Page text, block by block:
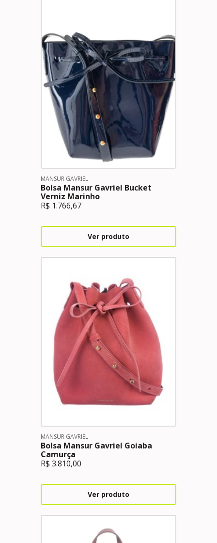
MANSUR GAVRIEL
Bolsa Mansur Gavriel Bucket
Verniz Marinho
R$ 1.766,67
Ver produto
MANSUR GAVRIEL
Bolsa Mansur Gavriel Goiaba
Camurça
R$ 3.810,00
Ver produto